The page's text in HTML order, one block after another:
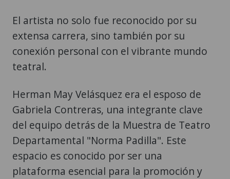
El artista no solo fue reconocido por su
extensa carrera, sino también por su
conexión personal con el vibrante mundo
teatral.
Herman May Velásquez era el esposo de
Gabriela Contreras, una integrante clave
del equipo detrás de la Muestra de Teatro
Departamental "Norma Padilla". Este
espacio es conocido por ser una
plataforma esencial para la promoción y